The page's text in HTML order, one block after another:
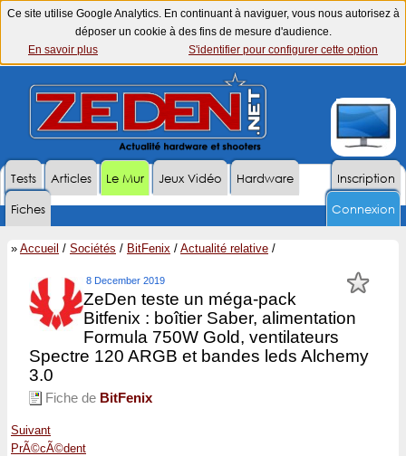
Ce site utilise Google Analytics. En continuant à naviguer, vous nous autorisez à
déposer un cookie à des fins de mesure d'audience.
En savoir plus
S'identifier pour configurer cette option
Inscription
Tests Articles Le Mur Jeux Vidéo
Hardware
Fiches
Connexion
» Accueil / Sociétés / BitFenix / Actualité relative /
8 December 2019
ZeDen teste un méga-pack
Bitfenix : boîtier Saber, alimentation
Formula 750W Gold, ventilateurs
Spectre 120 ARGB et bandes leds Alchemy
3.0
Fiche de BitFenix
Suivant
PrÃ©cÃ©dent